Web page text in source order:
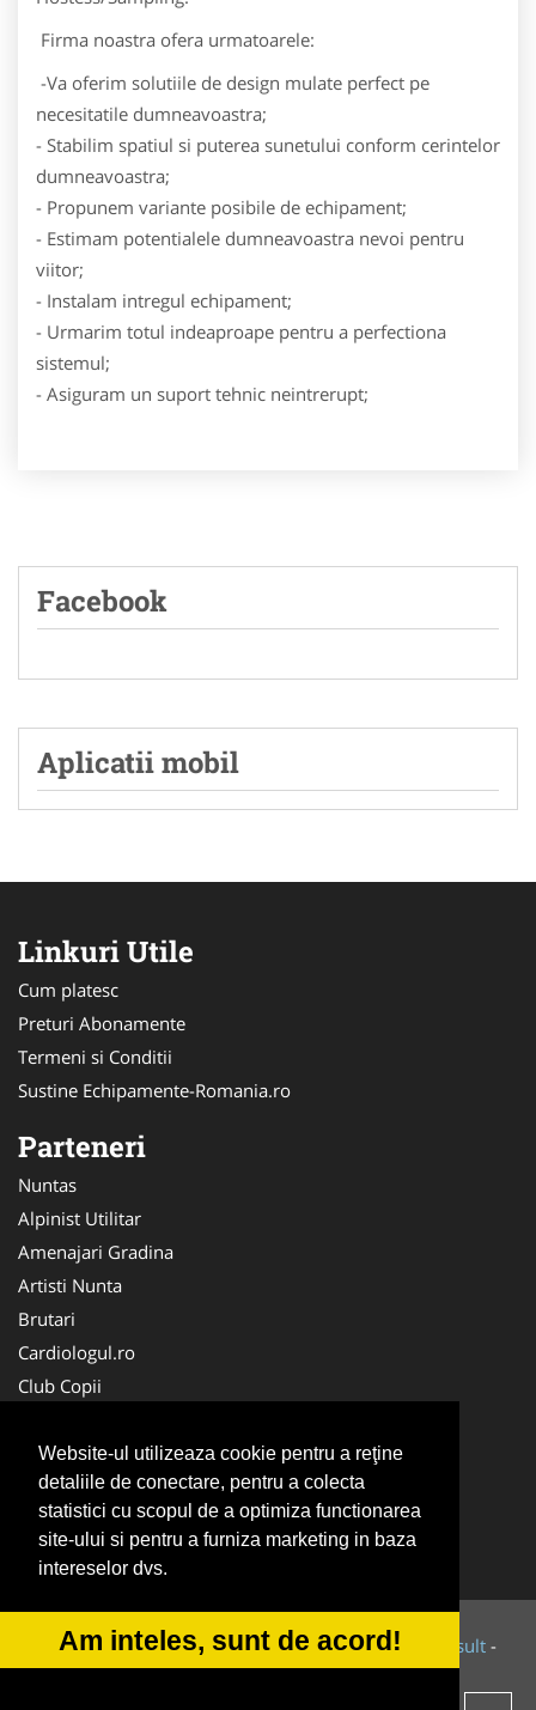
Website-ul utilizeaza cookie pentru a reţine
detaliile de conectare, pentru a colecta
statistici cu scopul de a optimiza functionarea
site-ului si pentru a furniza marketing in baza
intereselor dvs.
Am inteles, sunt de acord!
Firma noastra ofera urmatoarele:
-Va oferim solutiile de design mulate perfect pe
necesitatile dumneavoastra;
- Stabilim spatiul si puterea sunetului conform cerintelor
dumneavoastra;
- Propunem variante posibile de echipament;
- Estimam potentialele dumneavoastra nevoi pentru
viitor;
- Instalam intregul echipament;
- Urmarim totul indeaproape pentru a perfectiona
sistemul;
- Asiguram un suport tehnic neintrerupt;
Facebook
Aplicatii mobil
Linkuri Utile
Cum platesc
Preturi Abonamente
Termeni si Conditii
Sustine Echipamente-Romania.ro
Parteneri
Nuntas
Alpinist Utilitar
Amenajari Gradina
Artisti Nunta
Brutari
Cardiologul.ro
Club Copii
Ambalaje Romania
Cabinet-Individual.ro
CentruInchirieri.ro
Cursuri Romania
© 2014-2026 Powered byVilonMedia&Tokaido Consult -
ANPC SOL